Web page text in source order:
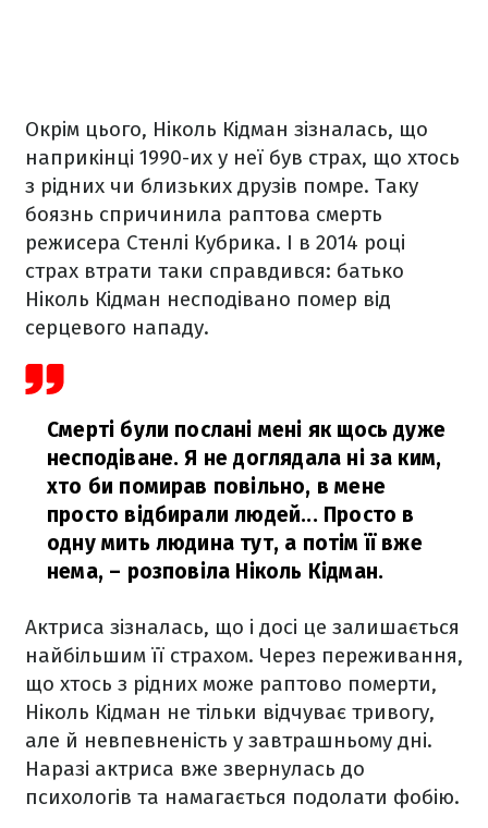
Окрім цього, Ніколь Кідман зізналась, що
наприкінці 1990-их у неї був страх, що хтось
з рідних чи близьких друзів помре. Таку
боязнь спричинила раптова смерть
режисера Стенлі Кубрика. І в 2014 році
страх втрати таки справдився: батько
Ніколь Кідман несподівано помер від
серцевого нападу.
Смерті були послані мені як щось дуже
несподіване. Я не доглядала ні за ким,
хто би помирав повільно, в мене
просто відбирали людей... Просто в
одну мить людина тут, а потім її вже
нема, – розповіла Ніколь Кідман.
Актриса зізналась, що і досі це залишається
найбільшим її страхом. Через переживання,
що хтось з рідних може раптово померти,
Ніколь Кідман не тільки відчуває тривогу,
але й невпевненість у завтрашньому дні.
Наразі актриса вже звернулась до
психологів та намагається подолати фобію.